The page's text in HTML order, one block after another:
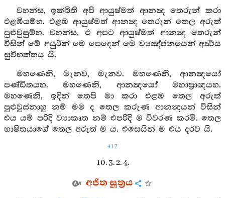
වහන්ස, ඉක්බිති අපි ආයුෂ්මත් ආනන්‍ද තෙරුන් කරා
එළඹියම්හ. එළඹ ආයුෂ්මත් ආනන්‍ද තෙරුන් තෙල අරුත්
පුළුවුසුම්හ. වහන්ස, එ අපට ආයුෂ්මත් ආනන්‍ද තෙරුන්
විසින් මේ අයුරින් මෙ පෙදෙන් මෙ ව්‍යඤ්ජනයෙන් අර්‍ත්‍ථය
සුවිභක්තය යි.
මහණෙනි, මැනව, මැනව. මහණෙනි, ආනන්‍දයෝ
පණ්ඩිතයහ. මහණෙනි, ආනන්‍දයෝ මහාප්‍රාඥයහ.
මහණෙනි, ඉදින් තෙපි මා කරා එළඹ තෙල අරුත්
පුළුවුස්නාහු නම් මම ද තෙල කරුණ ආනන්‍දයන් විසින්
එය යම් පරිදි ව්‍යාකෘත නම් එපරිදි ම විවරණ කරමි. තෙල
භාෂිතයාගේ තෙල අරුත් ම ය. එසෙයින් ම එය දරව යි.
417
10. 3. 2. 4.
අජිත සූත්‍රය